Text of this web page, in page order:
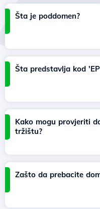
Šta je poddomen?
Šta predstavlja kod
Kako mogu provjeriti
tržištu?
Zašto da prebacite